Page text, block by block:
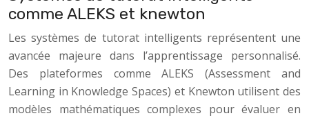
comme ALEKS et knewton
Les systèmes de tutorat intelligents représentent une
avancée majeure dans l’apprentissage personnalisé.
Des plateformes comme ALEKS (Assessment and
Learning in Knowledge Spaces) et Knewton utilisent des
modèles mathématiques complexes pour évaluer en